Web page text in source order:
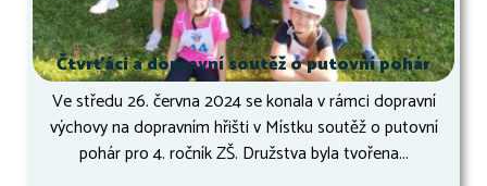
Čtvrťáci a dopravní soutěž o putovní pohár
Ve středu 26. června 2024 se konala v rámci dopravní
výchovy na dopravním hřišti v Místku soutěž o putovní
pohár pro 4. ročník ZŠ. Družstva byla tvořena...